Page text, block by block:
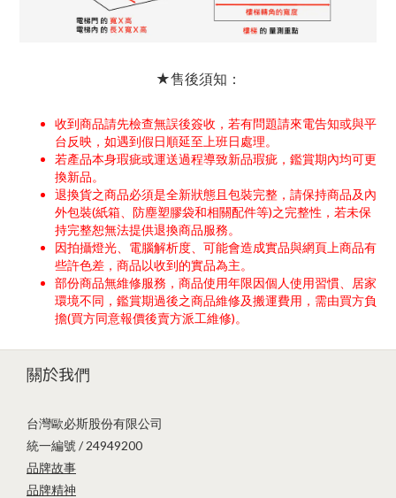
★售後須知：
收到商品請先檢查無誤後簽收，若有問題請來電告知或與平
台反映，如遇到假日順延至上班日處理。
若產品本身瑕疵或運送過程導致新品瑕疵，鑑賞期內均可更
換新品。
退換貨之商品必須是全新狀態且包裝完整，請保持商品及內
外包裝(紙箱、防塵塑膠袋和相關配件等)之完整性，若未保
持完整恕無法提供退換商品服務。
因拍攝燈光、電腦解析度、可能會造成實品與網頁上商品有
些許色差，商品以收到的實品為主。
部份商品無維修服務，商品使用年限因個人使用習慣、居家
環境不同，鑑賞期過後之商品維修及搬運費用，需由買方負
擔(買方同意報價後賣方派工維修)。
關於我們
台灣歐必斯股份有限公司
統一編號 / 24949200
品牌故事
品牌精神